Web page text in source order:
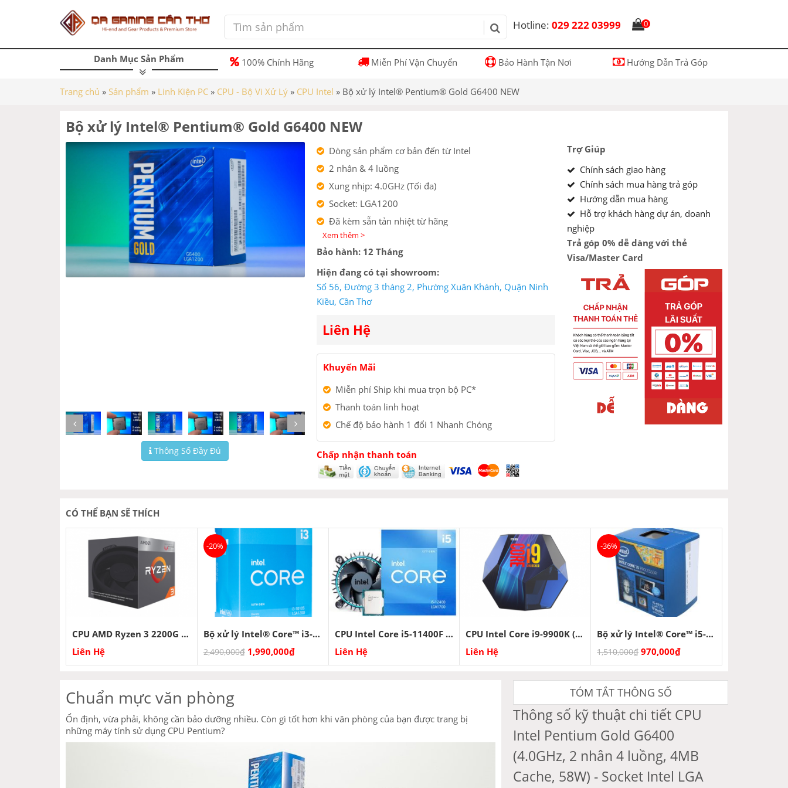
Hotline: 029 222 03999 0
Danh Mục Sản Phẩm 100% Chính Hãng Miễn Phí Vận Chuyển Bảo Hành Tận Nơi Hướng Dẫn Trả Góp
Trang chủ » Sản phẩm » Linh Kiện PC » CPU - Bộ Vi Xử Lý » CPU Intel » Bộ xử lý Intel® Pentium® Gold G6400 NEW
Bộ xử lý Intel® Pentium® Gold G6400 NEW
Thông Số Đầy Đủ
Dòng sản phẩm cơ bản đến từ Intel
2 nhân & 4 luồng
Xung nhịp: 4.0GHz (Tối đa)
Socket: LGA1200
Đã kèm sẵn tản nhiệt từ hãng
Đã tích hợp sẵn iGPU
Xem thêm >
Bảo hành: 12 Tháng
Hiện đang có tại showroom:
Số 56, Đường 3 tháng 2, Phường Xuân Khánh, Quận Ninh
Kiều, Cần Thơ
Liên Hệ
Khuyến Mãi
Miễn phí Ship khi mua trọn bộ PC*
Thanh toán linh hoạt
Chế độ bảo hành 1 đổi 1 Nhanh Chóng
Chấp nhận thanh toán
Trợ Giúp
Chính sách giao hàng
Chính sách mua hàng trả góp
Hướng dẫn mua hàng
Hỗ trợ khách hàng dự án, doanh
nghiệp
Trả góp 0% dễ dàng với thẻ
Visa/Master Card
CÓ THỂ BẠN SẼ THÍCH
CPU AMD Ryzen 3 2200G (3.50 GHz – 3.70 GHz)
Liên Hệ
-20%
Bộ xử lý Intel® Core™ i3-10105 NEW
2,490,000₫ 1,990,000₫
CPU Intel Core i5-11400F (Up to 4.40 GHz, 6 nhân 12 luồng, 18M Cache, Socket 1700)
Liên Hệ
CPU Intel Core i9-9900K (3.6 GHz – 5.0 GHz)
Liên Hệ
-36%
Bộ xử lý Intel® Core™ i5-4590 Like New
1,510,000₫ 970,000₫
Chuẩn mực văn phòng
Ổn định, vừa phải, không cần bảo dưỡng nhiều. Còn gì tốt hơn khi văn phòng của bạn được trang bị
những máy tính sử dụng CPU Pentium?
TÓM TẮT THÔNG SỐ
Thông số kỹ thuật chi tiết CPU
Intel Pentium Gold G6400
(4.0GHz, 2 nhân 4 luồng, 4MB
Cache, 58W) - Socket Intel LGA